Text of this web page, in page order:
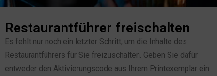
Restaurantführer freischalten
Es fehlt nur noch ein letzter Schritt, um die Inhalte des
Restaurantführers für Sie freizuschalten. Geben Sie dafür
entweder den Aktivierungscode aus Ihrem Printexemplar ein